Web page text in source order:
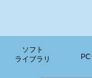
ソフト
ライブラリ